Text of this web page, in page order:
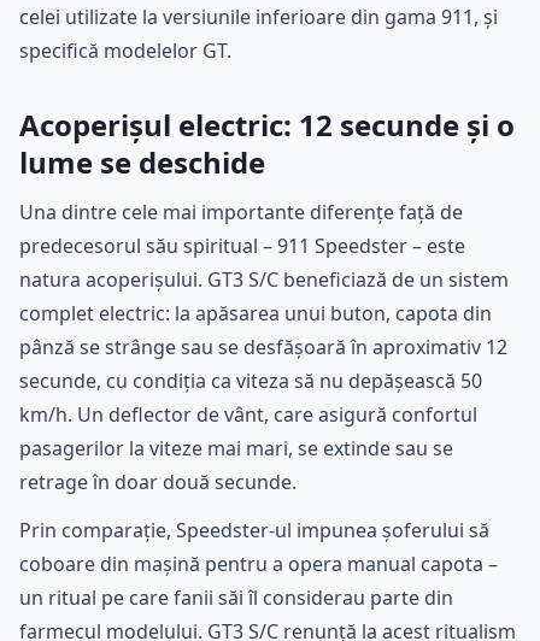
celei utilizate la versiunile inferioare din gama 911, și
specifică modelelor GT.
Acoperișul electric: 12 secunde și o
lume se deschide
Una dintre cele mai importante diferențe față de
predecesorul său spiritual – 911 Speedster – este
natura acoperișului. GT3 S/C beneficiază de un sistem
complet electric: la apăsarea unui buton, capota din
pânză se strânge sau se desfășoară în aproximativ 12
secunde, cu condiția ca viteza să nu depășească 50
km/h. Un deflector de vânt, care asigură confortul
pasagerilor la viteze mai mari, se extinde sau se
retrage în doar două secunde.
Prin comparație, Speedster-ul impunea șoferului să
coboare din mașină pentru a opera manual capota –
un ritual pe care fanii săi îl considerau parte din
farmecul modelului. GT3 S/C renunță la acest ritualism